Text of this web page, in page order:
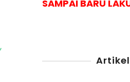
SAMPAI BARU